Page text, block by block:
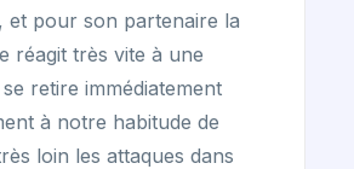
et pour son partenaire la
réagit très vite à une
retire immédiatement
à notre habitude de
loin les attaques dans